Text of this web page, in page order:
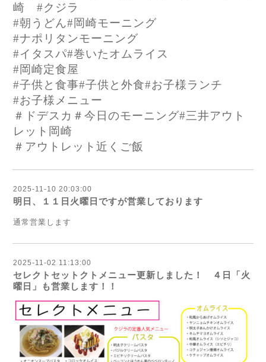
崎 #クジラ
#朝うどん#岡崎モーニング
#ナポリタンモーニング
#イタスパ#巻いたオムライス
#岡崎定食屋
#子供と食事#子供と外食#お子様ランチ
#お子様メニュー
＃ドデスカ＃今日のモーニング#三井アウト
レット岡崎
＃アウトレット近くご飯
2025-11-10 20:03:00
明日、１１日火曜日ですが営業しております
通常営業します
2025-11-02 11:13:00
セレクトセットクトメニュー更新しました！ ４日「火
曜日」も営業します！！